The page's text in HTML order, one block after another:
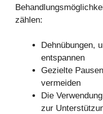
zählen:
Dehnübungen,
entspannen
Gezielte
vermeiden
Die
zur